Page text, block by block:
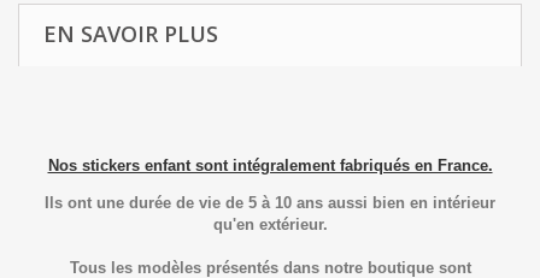
EN SAVOIR PLUS
Nos stickers enfant sont intégralement fabriqués en France.
Ils ont une durée de vie de 5 à 10 ans aussi bien en intérieur
qu'en extérieur.
Tous les modèles présentés dans notre boutique sont